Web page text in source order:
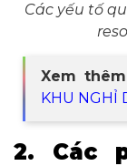
Các yếu tố
Xem
KHU NGHỈ
2. Các